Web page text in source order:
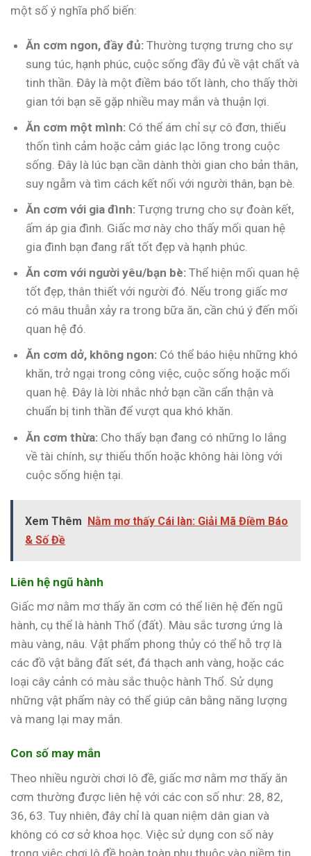
một số ý nghĩa phổ biến:
Ăn cơm ngon, đầy đủ: Thường tượng trưng cho sự
sung túc, hạnh phúc, cuộc sống đầy đủ về vật chất và
tinh thần. Đây là một điềm báo tốt lành, cho thấy thời
gian tới bạn sẽ gặp nhiều may mắn và thuận lợi.
Ăn cơm một mình: Có thể ám chỉ sự cô đơn, thiếu
thốn tình cảm hoặc cảm giác lạc lõng trong cuộc
sống. Đây là lúc bạn cần dành thời gian cho bản thân,
suy ngẫm và tìm cách kết nối với người thân, bạn bè.
Ăn cơm với gia đình: Tượng trưng cho sự đoàn kết,
ấm áp gia đình. Giấc mơ này cho thấy mối quan hệ
gia đình bạn đang rất tốt đẹp và hạnh phúc.
Ăn cơm với người yêu/bạn bè: Thể hiện mối quan hệ
tốt đẹp, thân thiết với người đó. Nếu trong giấc mơ
có mâu thuẫn xảy ra trong bữa ăn, cần chú ý đến mối
quan hệ đó.
Ăn cơm dở, không ngon: Có thể báo hiệu những khó
khăn, trở ngại trong công việc, cuộc sống hoặc mối
quan hệ. Đây là lời nhắc nhở bạn cần cẩn thận và
chuẩn bị tinh thần để vượt qua khó khăn.
Ăn cơm thừa: Cho thấy bạn đang có những lo lắng
về tài chính, sự thiếu thốn hoặc không hài lòng với
cuộc sống hiện tại.
Xem Thêm Nằm mơ thấy Cái làn: Giải Mã Điềm Báo
& Số Đề
Liên hệ ngũ hành
Giấc mơ nằm mơ thấy ăn cơm có thể liên hệ đến ngũ
hành, cụ thể là hành Thổ (đất). Màu sắc tương ứng là
màu vàng, nâu. Vật phẩm phong thủy có thể hỗ trợ là
các đồ vật bằng đất sét, đá thạch anh vàng, hoặc các
loại cây cảnh có màu sắc thuộc hành Thổ. Sử dụng
những vật phẩm này có thể giúp cân bằng năng lượng
và mang lại may mắn.
Con số may mắn
Theo nhiều người chơi lô đề, giấc mơ nằm mơ thấy ăn
cơm thường được liên hệ với các con số như: 28, 82,
36, 63. Tuy nhiên, đây chỉ là quan niệm dân gian và
không có cơ sở khoa học. Việc sử dụng con số này
trong việc chơi lô đề hoàn toàn phụ thuộc vào niềm tin